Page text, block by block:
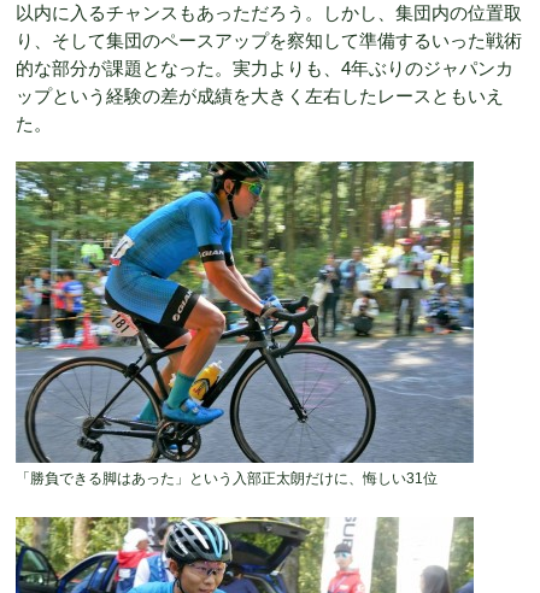
以内に入るチャンスもあっただろう。しかし、集団内の位置取
り、そして集団のペースアップを察知して準備するいった戦術
的な部分が課題となった。実力よりも、4年ぶりのジャパンカ
ップという経験の差が成績を大きく左右したレースともいえ
た。
「勝負できる脚はあった」という入部正太朗だけに、悔しい31位